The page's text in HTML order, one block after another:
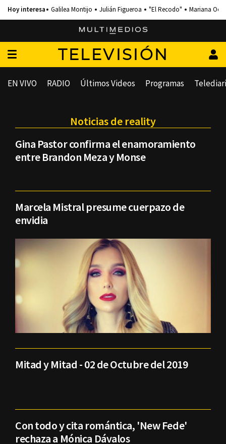
Galilea Montijo Julián Figueroa "El Recodo" Mariana
TELEVISIÓN
EN VIVO RADIO Últimos Videos Programas
Noticias de reality
Gina Pastor confirma el enamoramiento
entre Brandon Meza y Monse
Marcela Mistral presume cuerpazo de
envidia
Mitad y Mitad - 02 de Octubre del 2019
Con todo y cita romántica, 'New Fede'
rechaza a Mónica Dávalos